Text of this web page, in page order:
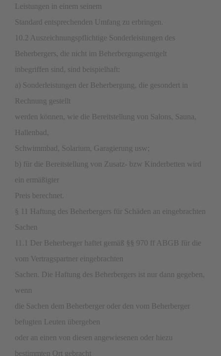
Leistungen in einem seinem
Standard entsprechenden Umfang zu erbringen.
10.2 Auszeichnungspflichtige Sonderleistungen des
Beherbergers, die nicht im Beherbergungsentgelt
inbegriffen sind, sind beispielhaft:
a) Sonderleistungen der Beherbergung, die gesondert in
Rechnung gestellt
werden können, wie die Bereitstellung von Salons, Sauna,
Hallenbad,
Schwimmbad, Solarium, Garagierung usw;
b) für die Bereitstellung von Zusatz- bzw Kinderbetten wird
ein ermäßigter
Preis berechnet.
§ 11 Haftung des Beherbergers für Schäden an eingebrachten
Sachen
11.1 Der Beherberger haftet gemäß §§ 970 ff ABGB für die
vom Vertragspartner eingebrachten
Sachen. Die Haftung des Beherbergers ist nur dann gegeben,
wenn
die Sachen dem Beherberger oder den vom Beherberger
befugten Leuten übergeben
oder an einen von diesen angewiesenen oder hiezu
bestimmten Ort gebracht